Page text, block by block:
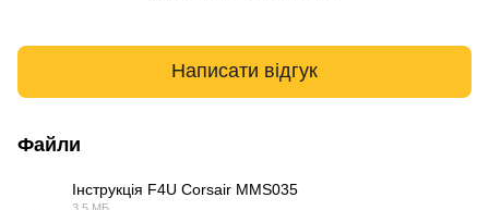
Написати відгук
Файли
Інструкція F4U Corsair MMS035
3.5 МБ